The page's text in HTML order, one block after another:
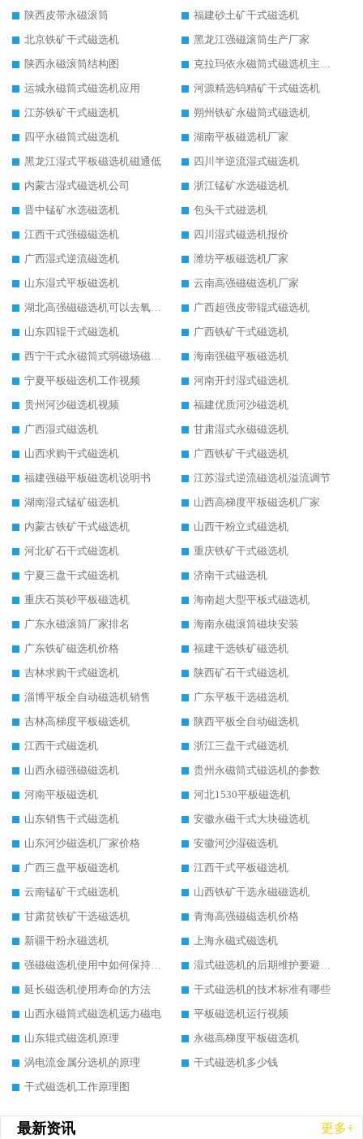
陕西皮带永磁滚筒
福建砂土矿干式磁选机
北京铁矿干式磁选机
黑龙江强磁滚筒生产厂家
陕西永磁滚筒结构图
克拉玛依永磁筒式磁选机主要技术参数
运城永磁筒式磁选机应用
河源精选钨精矿干式磁选机
江苏铁矿干式磁选机
朔州铁矿永磁筒式磁选机
四平永磁筒式磁选机
湖南平板磁选机厂家
黑龙江湿式平板磁选机磁通低
四川半逆流湿式磁选机
内蒙古湿式磁选机公司
浙江锰矿水选磁选机
晋中锰矿水选磁选机
包头干式磁选机
江西干式强磁磁选机
四川湿式磁选机报价
广西湿式逆流磁选机
潍坊平板磁选机厂家
山东湿式平板磁选机
云南高强磁磁选机厂家
湖北高强磁磁选机可以去氧化铝
广西超强皮带辊式磁选机
山东四辊干式磁选机
广西铁矿干式磁选机
西宁干式永磁筒式弱磁场磁选机结构图
海南强磁平板磁选机
宁夏平板磁选机工作视频
河南开封湿式磁选机
贵州河沙磁选机视频
福建优质河沙磁选机
广西湿式磁选机
甘肃湿式永磁磁选机
山西求购干式磁选机
广西铁矿干式磁选机
福建强磁平板磁选机说明书
江苏湿式逆流磁选机溢流调节
湖南湿式锰矿磁选机
山西高梯度平板磁选机厂家
内蒙古铁矿干式磁选机
山西干粉立式磁选机
河北矿石干式磁选机
重庆铁矿干式磁选机
宁夏三盘干式磁选机
济南干式磁选机
重庆石英砂平板磁选机
海南超大型平板式磁选机
广东永磁滚筒厂家排名
海南永磁滚筒磁块安装
广东铁矿磁选机价格
福建干选铁矿磁选机
吉林求购干式磁选机
陕西矿石干式磁选机
淄博平板全自动磁选机销售
广东平板干选磁选机
吉林高梯度平板磁选机
陕西平板全自动磁选机
江西干式磁选机
浙江三盘干式磁选机
山西永磁强磁磁选机
贵州永磁筒式磁选机的参数
河南平板磁选机
河北1530平板磁选机
山东销售干式磁选机
安徽永磁干式大块磁选机
山东河沙磁选机厂家价格
安徽河沙湿磁选机
广西三盘平板磁选机
江西干式平板磁选机
云南锰矿干式磁选机
山西铁矿干选永磁磁选机
甘肃贫铁矿干选磁选机
青海高强磁磁选机价格
新疆干粉永磁选机
上海永磁式磁选机
强磁磁选机使用中如何保持其顺畅运行
湿式磁选机的后期维护要避开哪些坑
延长磁选机使用寿命的方法
干式磁选机的技术标准有哪些
山西永磁筒式磁选机远力磁电
平板磁选机运行视频
山东辊式磁选机原理
永磁高梯度平板磁选机
涡电流金属分选机的原理
干式磁选机多少钱
干式磁选机工作原理图
最新资讯 更多+